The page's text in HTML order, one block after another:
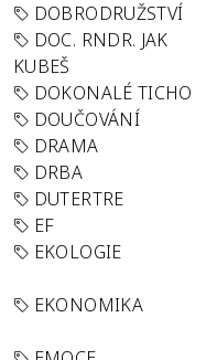
DOBRODRUŽSTVÍ
DOC. RNDR. JAK
KUBEŠ
DOKONALÉ TICHO
DOUČOVÁNÍ
DRAMA
DRBA
DUTERTRE
EF
EKOLOGIE
EKONOMIKA